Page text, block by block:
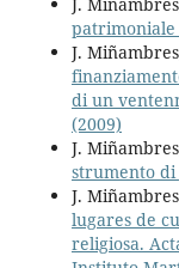
patrimoniale
J.
di un
(2009)
J.
strumento
J.
lugares de
religiosa.